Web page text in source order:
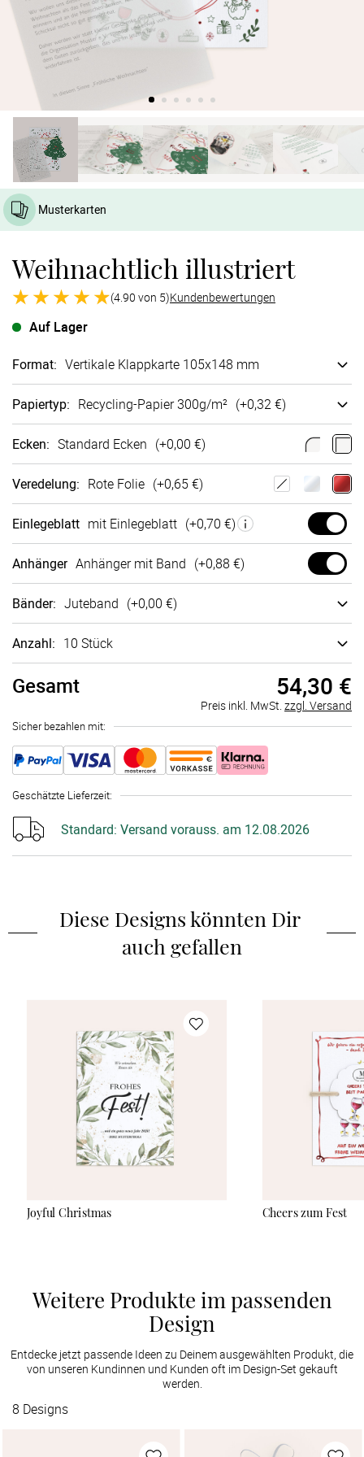
Musterkarten
Weihnachtlich illustriert
(4.90 von 5)Kundenbewertungen
Auf Lager
Format: Vertikale Klappkarte 105x148 mm
Papiertyp: Recycling-Papier 300g/m² (+0,32 €)
Ecken: Standard Ecken (+0,00 €)
Veredelung: Rote Folie (+0,65 €)
Einlegeblatt mit Einlegeblatt (+0,70 €)
Anhänger Anhänger mit Band (+0,88 €)
Bänder: Juteband (+0,00 €)
Anzahl: 10 Stück
Gesamt 54,30 €
Preis inkl. MwSt. zzgl. Versand
Sicher bezahlen mit:
Geschätzte Lieferzeit:
Standard: Versand vorauss. am 12.08.2026
Diese Designs könnten Dir
auch gefallen
Joyful Christmas Cheers zum Fest
Weitere Produkte im passenden
Design
Entdecke jetzt passende Ideen zu Deinem ausgewählten Produkt, die
von unseren Kundinnen und Kunden oft im Design-Set gekauft
werden.
8 Designs